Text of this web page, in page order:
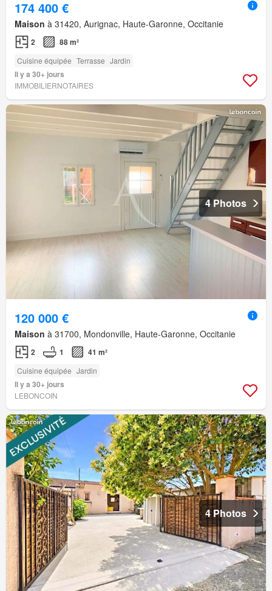
174 400 €
Maison à 31420, Aurignac, Haute-Garonne, Occitanie
2 88 m²
Cuisine équipée Terrasse Jardin
Il y a 30+ jours
IMMOBILIERNOTAIRES
4 Photos
120 000 €
Maison à 31700, Mondonville, Haute-Garonne, Occitanie
2 1 41 m²
Cuisine équipée Jardin
Il y a 30+ jours
LEBONCOIN
4 Photos